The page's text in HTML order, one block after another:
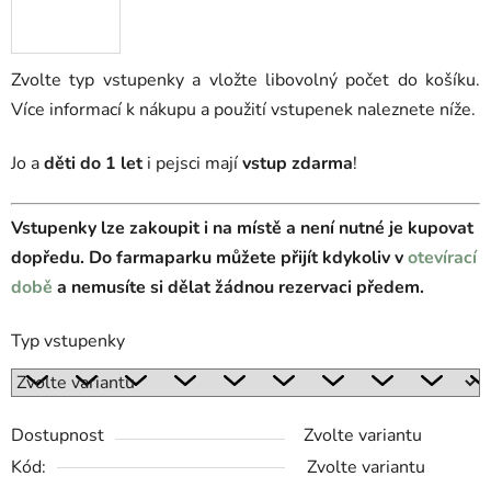
Zvolte typ vstupenky a vložte libovolný počet do košíku.
Více informací k nákupu a použití vstupenek naleznete níže.
Jo aděti do 1 leti pejsci majívstup zdarma!
Vstupenky lze zakoupit i na místě a není nutné je kupovat
dopředu. Do farmaparku můžete přijít kdykoliv votevírací
době a nemusíte si dělat žádnou rezervaci předem.
Typ vstupenky
Dostupnost
Zvolte variantu
Kód:
Zvolte variantu